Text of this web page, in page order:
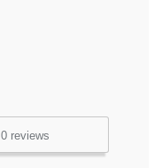
0 reviews